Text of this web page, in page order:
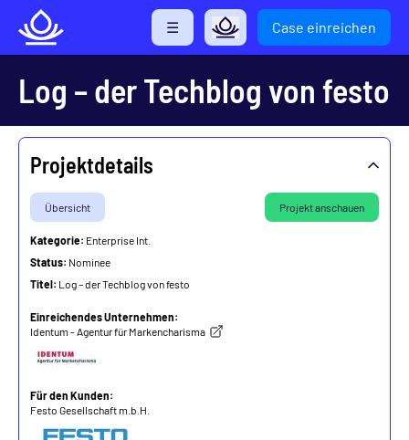
Direkt
zum
Inhalt
☰ Case einreichen
Log – der Techblog von festo
Projektdetails
Übersicht Projekt anschauen
Kategorie: Enterprise Int.
Status: Nominee
Titel: Log – der Techblog von festo
Einreichendes Unternehmen:
Identum - Agentur für Markencharisma
Für den Kunden:
Festo Gesellschaft m.b.H.